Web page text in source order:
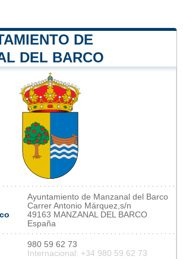
DE
DEL BARCO
Ayuntamiento de Manzanal del Barco
Carrer Antonio Márquez,s/n
49163 MANZANAL DEL BARCO
España
980 59 62 73
Internacional: +34 980 59 62 73